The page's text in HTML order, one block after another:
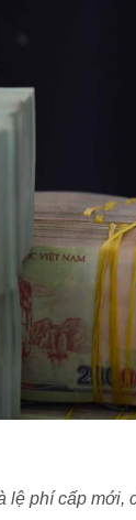
lệ phí cấp mới,